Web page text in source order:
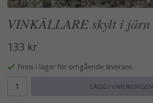
VINKÄLLARE skylt i järn
133 kr
Finns i lager för omgående leverans
LÄGG I VARUKORGEN